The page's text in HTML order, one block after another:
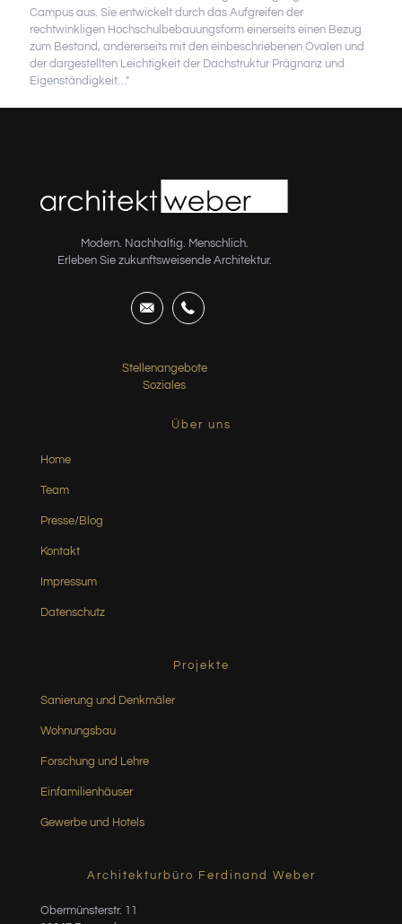
Campus aus. Sie entwickelt durch das Aufgreifen der
rechtwinkligen Hochschulbebauungsform einerseits einen Bezug
zum Bestand, andererseits mit den einbeschriebenen Ovalen und
der dargestellten Leichtigkeit der Dachstruktur Prägnanz und
Eigenständigkeit…"
Modern. Nachhaltig. Menschlich.
Erleben Sie zukunftsweisende Architektur.
Stellenangebote
Soziales
Über uns
Home
Team
Presse/Blog
Kontakt
Impressum
Datenschutz
Projekte
Sanierung und Denkmäler
Wohnungsbau
Forschung und Lehre
Einfamilienhäuser
Gewerbe und Hotels
Architekturbüro Ferdinand Weber
Obermünsterstr. 11